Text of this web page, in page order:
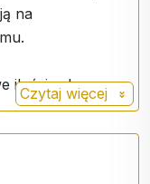
na
ilości selera
Czytaj więcej